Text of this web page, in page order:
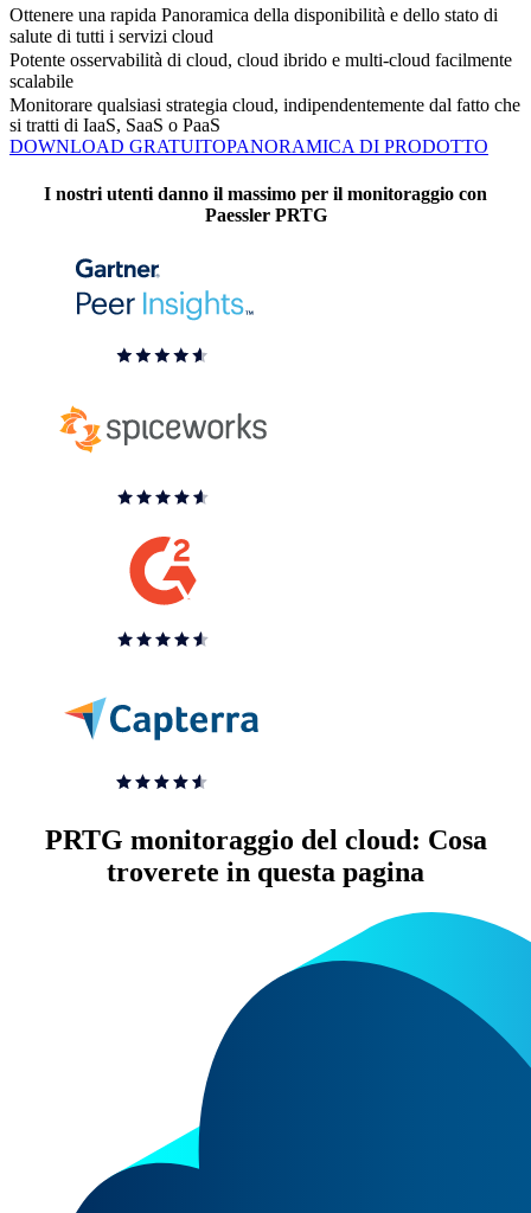
Ottenere una rapida Panoramica della disponibilità e dello stato di
salute di tutti i servizi cloud
Potente osservabilità di cloud, cloud ibrido e multi-cloud facilmente
scalabile
Monitorare qualsiasi strategia cloud, indipendentemente dal fatto che
si tratti di IaaS, SaaS o PaaS
DOWNLOAD GRATUITOPANORAMICA DI PRODOTTO
I nostri utenti danno il massimo per il monitoraggio con
Paessler PRTG
PRTG monitoraggio del cloud: Cosa
troverete in questa pagina